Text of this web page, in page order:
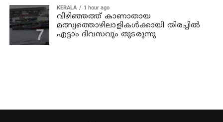
KERALA 1 hour ago
വിഴിഞ്ഞത്ത് കാണാതായ
മത്സ്യത്തൊഴിലാളികൾക്കായി തിരച്ചിൽ
എട്ടാം ദിവസവും തുടരുന്നു